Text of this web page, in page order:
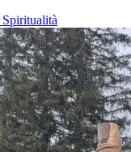
Spiritualità